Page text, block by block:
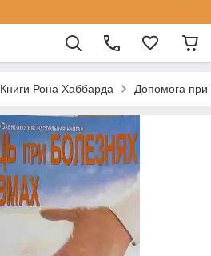
Книги Рона Хаббарда Допомога при